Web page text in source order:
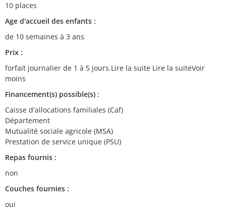
10 places
Age d'accueil des enfants :
de 10 semaines à 3 ans
Prix :
forfait journalier de 1 à 5 jours.Lire la suite Lire la suiteVoir
moins
Financement(s) possible(s) :
Caisse d'allocations familiales (Caf)
Département
Mutualité sociale agricole (MSA)
Prestation de service unique (PSU)
Repas fournis :
non
Couches fournies :
oui